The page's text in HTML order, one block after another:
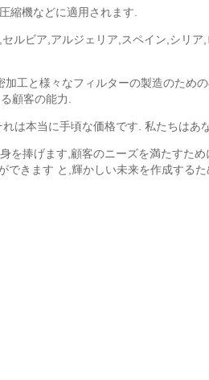
縮機などに適用されます.
ルビア,アルジェリア,スペイン,シリ
工と様々なフィルターの製造のため
顧客の能力.
は本当に手頃な価格です. 私たちはあ
を捧げます,顧客のニーズを満たすた
きます と,輝かしい未来を作成する